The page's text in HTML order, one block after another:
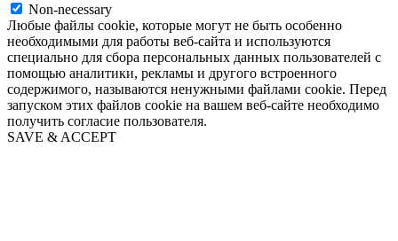
Non-necessary
Любые файлы cookie, которые могут не быть особенно
необходимыми для работы веб-сайта и используются
специально для сбора персональных данных пользователей с
помощью аналитики, рекламы и другого встроенного
содержимого, называются ненужными файлами cookie. Перед
запуском этих файлов cookie на вашем веб-сайте необходимо
получить согласие пользователя.
SAVE & ACCEPT